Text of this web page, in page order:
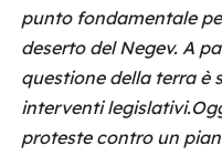
punto fondamentale
deserto del Negev. A
questione della terra è
interventi
proteste contro un